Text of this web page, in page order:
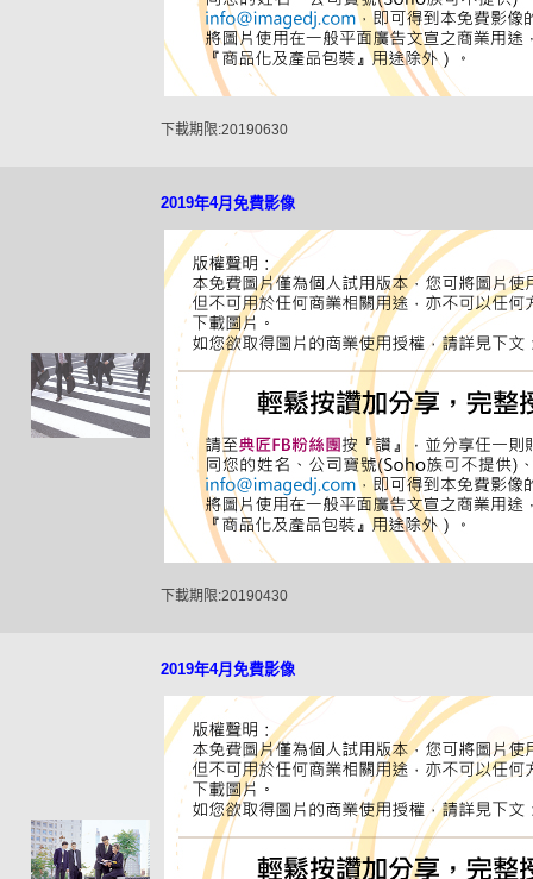
下載期限:20190630
2019年4月免費影像
下載期限:20190430
2019年4月免費影像